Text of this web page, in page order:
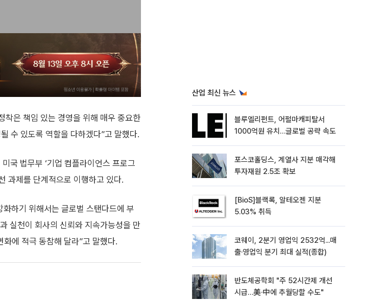
착은 책임 있는 경영을 위해 매우 중요한
수 있도록 역할을 다하겠다”고 말했다.
국 법무부 ‘기업 컴플라이언스 프로그
과제를 단계적으로 이행하고 있다.
하기 위해서는 글로벌 스탠다드에 부
실천이 회사의 신뢰와 지속가능성을 만
에 적극 동참해 달라”고 말했다.
산업 최신 뉴스
블루엘리펀트, 어펄마캐피탈서
1000억원 유치…글로벌 공략 속도
포스코홀딩스, 계열사 지분 매각해
투자재원 2.5조 확보
[BioS]블랙록, 알테오젠 지분
5.03% 취득
코웨이, 2분기 영업익 2532억...매
출·영업익 분기 최대 실적(종합)
반도체공학회 "주 52시간제 개선
시급…美·中에 추월당할 수도"